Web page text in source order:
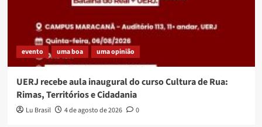
evento uma boa uma opinião
UERJ recebe aula inaugural do curso Cultura de Rua:
Rimas, Territórios e Cidadania
Lu Brasil 4 de agosto de 2026 0